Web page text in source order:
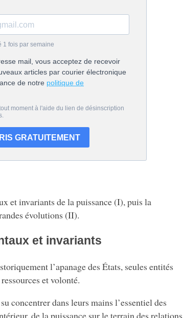
et invariants de la puissance (I), puis la
évolutions (II).
et invariants
l’apanage des États, seules entités
et volonté.
concentrer dans leurs mains l’essentiel des